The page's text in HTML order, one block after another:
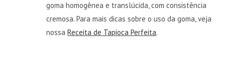
goma homogênea e translúcida, com consistência
cremosa. Para mais dicas sobre o uso da goma, veja
nossaReceita de Tapioca Perfeita.